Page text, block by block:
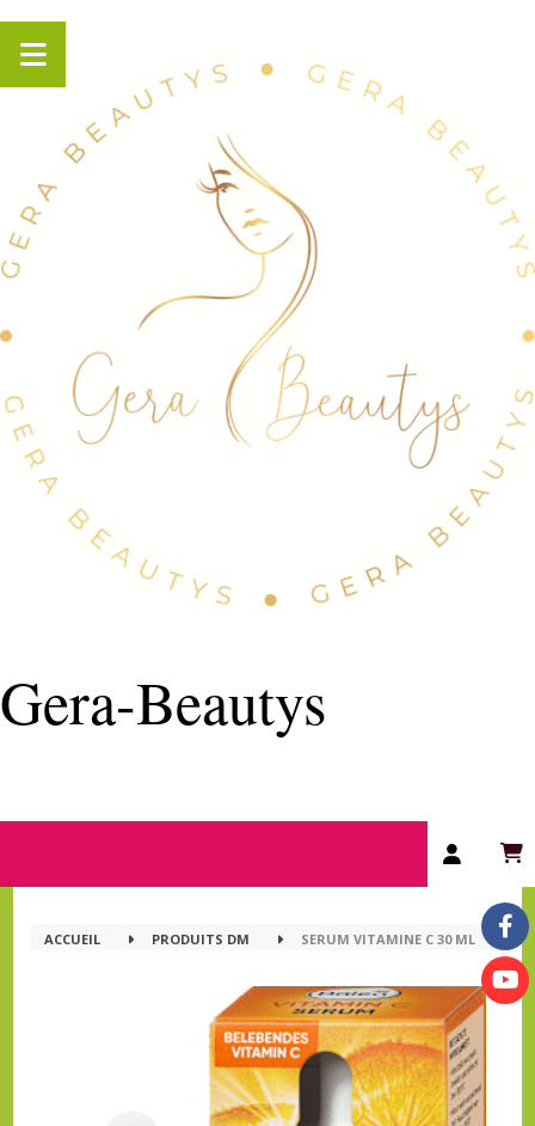
Gera-Beautys
ACCUEIL PRODUITS DM SERUM VITAMINE C 30 ML